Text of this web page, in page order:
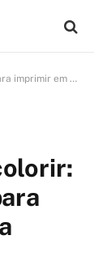
em casa